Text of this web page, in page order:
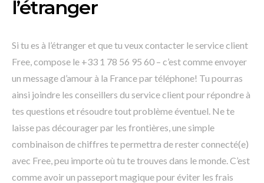
l’étranger
Si tu es à l’étranger et que tu veux contacter le service client
Free, compose le +33 1 78 56 95 60 – c’est comme envoyer
un message d’amour à la France par téléphone! Tu pourras
ainsi joindre les conseillers du service client pour répondre à
tes questions et résoudre tout problème éventuel. Ne te
laisse pas décourager par les frontières, une simple
combinaison de chiffres te permettra de rester connecté(e)
avec Free, peu importe où tu te trouves dans le monde. C’est
comme avoir un passeport magique pour éviter les frais